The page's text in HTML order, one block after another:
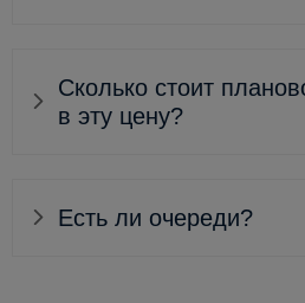
Сколько стоит
в эту цену?
Есть ли очереди?